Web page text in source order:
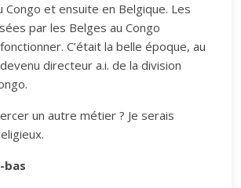
Congo et ensuite en Belgique. Les
par les Belges au Congo
C’était la belle époque, au
directeur a.i. de la division
un autre métier ? Je serais
bas